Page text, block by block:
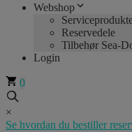
Webshop
Reservedele
Tilbehør Sea-
Login
0
×
Se hvordan du bestiller